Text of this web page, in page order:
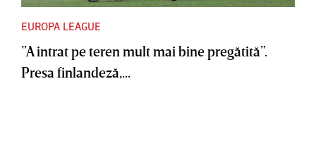
EUROPA LEAGUE
”A intrat pe teren mult mai bine pregătită”.
Presa finlandeză,...